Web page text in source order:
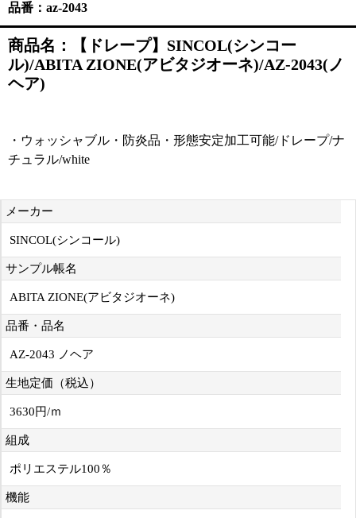
品番：az-2043
商品名：【ドレープ】SINCOL(シンコー
ル)/ABITA ZIONE(アビタジオーネ)/AZ-2043(ノ
ヘア)
・ウォッシャブル・防炎品・形態安定加工可能/ドレープ/ナ
チュラル/white
メーカー
SINCOL(シンコール)
サンプル帳名
ABITA ZIONE(アビタジオーネ)
品番・品名
AZ-2043 ノヘア
生地定価（税込）
3630円/ｍ
組成
ポリエステル100％
機能